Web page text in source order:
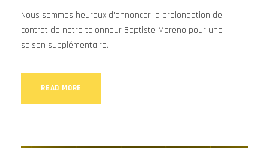
Nous sommes heureux d'annoncer la prolongation de
contrat de notre talonneur Baptiste Moreno pour une
saison supplémentaire.
READ MORE